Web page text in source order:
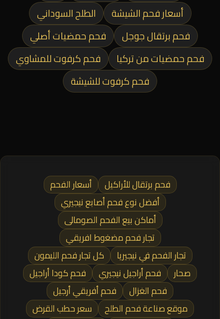
أسعار فحم الشيشة
الطلح السوداني
فحم برتقال جوجل
فحم حمضيات أصلي
فحم حمضيات من تركيا
فحم كرفوت للمشاوي
فحم كرفوت للشيشة
فحم برتقال للأراكيل
أسعار الفحم
أفضل نوع فحم أصابع نيجيري
أماكن بيع الفحم الصومالى
تجار فحم مضغوط افريقي
تجار الفحم في نيجيريا
كل تجار فحم الليمون
صحار
فحم أراجيل نيجيري
فحم كودا أراجيل
فحم الغزال
فحم أفريقي أرجيل
موقع صناعة فحم الطلح
سعر حطب القرض